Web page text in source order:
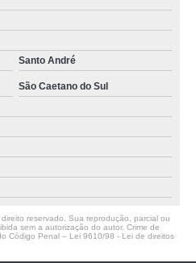
Santo André
São Caetano do Sul
reservado. Sua reprodução, parcial ou
sem a autorização do autor. Crime de
Código Penal – Lei 9610/98 - Lei de direitos